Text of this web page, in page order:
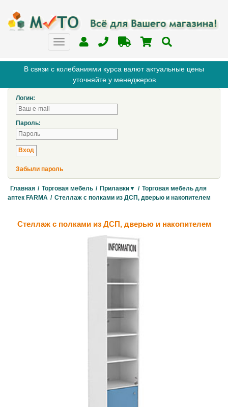
В связи с колебаниями курса валют актуальные цены
уточняйте у менеджеров
Логин:
Пароль:
Забыли пароль
Главная / Торговая мебель / Прилавки▼ / Торговая мебель для
аптек FARMA / Стеллаж с полками из ДСП, дверью и накопителем
Стеллаж с полками из ДСП, дверью и накопителем